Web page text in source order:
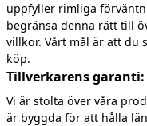
uppfyller rimliga
begränsa denna rätt till
villkor. Vårt mål är att du
köp.
Tillverkarens garanti:
Vi är stolta över våra
är byggda för att hålla